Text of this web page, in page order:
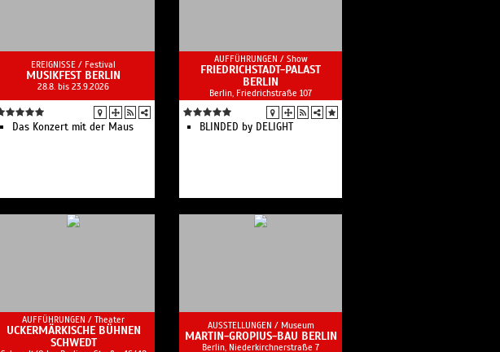
EREIGNISSE / Festival
MUSIKFEST BERLIN
28.8. bis 23.9.2026
Das Konzert mit der Maus
AUFFÜHRUNGEN / Show
FRIEDRICHSTADT-PALAST
BERLIN
Berlin, Friedrichstraße 107
BLINDED by DELIGHT
AUFFÜHRUNGEN / Theater
UCKERMÄRKISCHE BÜHNEN
SCHWEDT
AUSSTELLUNGEN / Museum
MARTIN-GROPIUS-BAU BERLIN
Berlin, Niederkirchnerstraße 7